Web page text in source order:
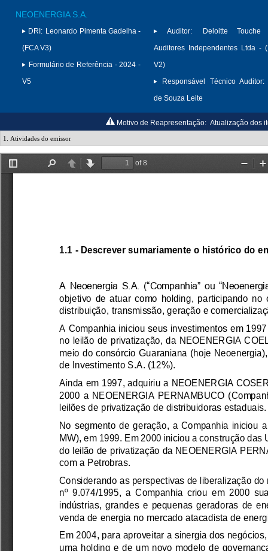
NEOENERGIA S.A.
DRI: Leonardo Pimenta Gadelha -
(FCA V3)
Formulário de Referência - 2024 -
V5
Auditor:
Deloitte Touche
Auditores Independentes Ltda -
V2)
Responsável Técnico Auditor:
de Souza Leite
Motivo de Reapresentação: Atualização dos